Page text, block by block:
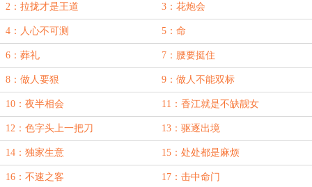
2：拉拢才是王道 3：花炮会
4：人心不可测 5：命
6：葬礼 7：腰要挺住
8：做人要狠 9：做人不能双标
10：夜半相会 11：香江就是不缺靓女
12：色字头上一把刀 13：驱逐出境
14：独家生意 15：处处都是麻烦
16：不速之客 17：击中命门